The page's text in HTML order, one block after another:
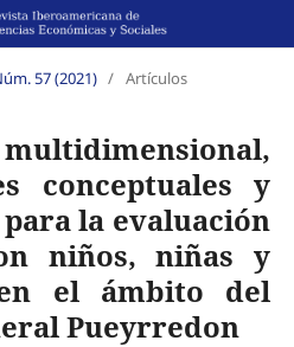
57 (2021) / Artículos
conceptuales y
la evaluación
niños, niñas y
en el ámbito del
Pueyrredon